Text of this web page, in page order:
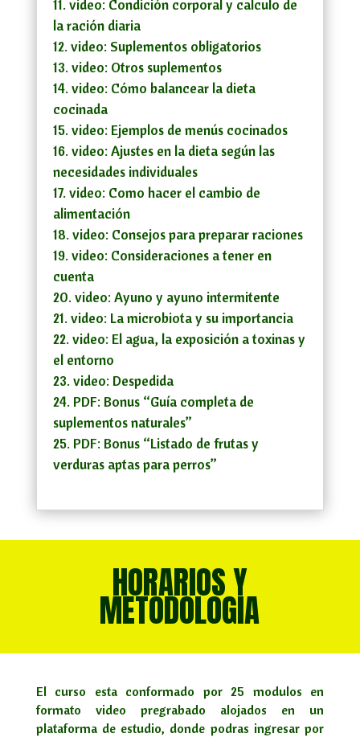
video: Condición corporal y calculo de
la ración diaria
video: Suplementos obligatorios
video: Otros suplementos
video: Cómo balancear la dieta
cocinada
video: Ejemplos de menús cocinados
video: Ajustes en la dieta según las
necesidades individuales
video: Como hacer el cambio de
alimentación
video: Consejos para preparar raciones
video: Consideraciones a tener en
cuenta
video: Ayuno y ayuno intermitente
video: La microbiota y su importancia
video: El agua, la exposición a toxinas y
el entorno
video: Despedida
PDF: Bonus “Guía completa de
suplementos naturales”
PDF: Bonus “Listado de frutas y
verduras aptas para perros”
HORARIOS Y
METODOLOGIA
El curso esta conformado por 25 modulos en
formato video pregrabado alojados en un
plataforma de estudio, donde podras ingresar por